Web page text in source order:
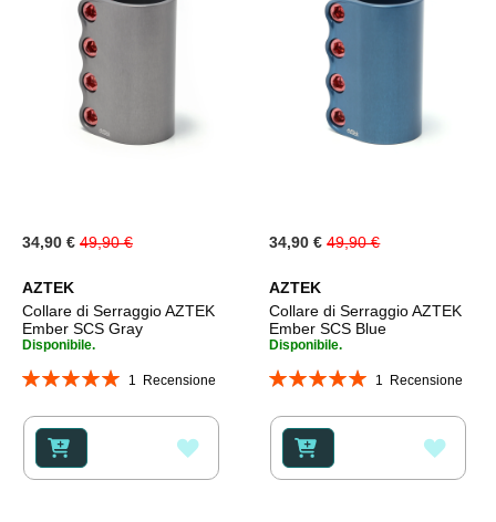
Special
Price
34,90 € 49,90 €
AZTEK
Collare di Serraggio AZTEK
Ember SCS Gray
Disponibile.
Valutazione:
1 Recensione
ALLA
Special
Price
34,90 € 49,90 €
AZTEK
Collare di Serraggio AZTEK
Ember SCS Blue
Disponibile.
Valutazione:
1 Recensione
ALLA